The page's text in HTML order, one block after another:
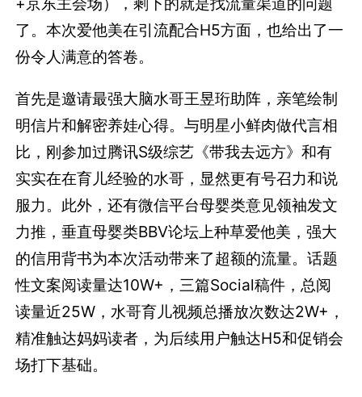
了。本次爱他美在引流配合H5方面，也给出了一
份令人满意的答卷。
首先是邀请最强大脑水哥王昱珩助阵，亲笔绘制
明信片和解密养娃心得。与明星小鲜肉做代言相
比，刚参加过腾讯S级综艺《带我去远方》和有
实实在在育儿经验的水哥，显然更有号召力和说
服力。此外，还有微信平台母婴类意见领袖发文
力推，垂直母婴类BBV论坛上种草爱他美，强大
的信用背书为本次活动带来了超额的流量。话题
性文案阅读量达10W+，三篇Social稿件，总阅
读量近25W，水哥育儿视频总播放次数达2W+，
精准触达妈妈读者，为后续用户触达H5和促销会
场打下基础。